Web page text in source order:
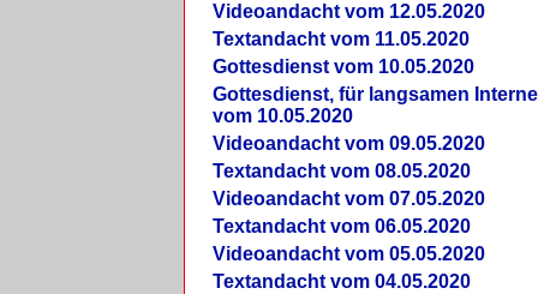
Videoandacht vom 12.05.2020
Textandacht vom 11.05.2020
Gottesdienst vom 10.05.2020
Gottesdienst, für langsamen
vom 10.05.2020
Videoandacht vom 09.05.2020
Textandacht vom 08.05.2020
Videoandacht vom 07.05.2020
Textandacht vom 06.05.2020
Videoandacht vom 05.05.2020
Textandacht vom 04.05.2020